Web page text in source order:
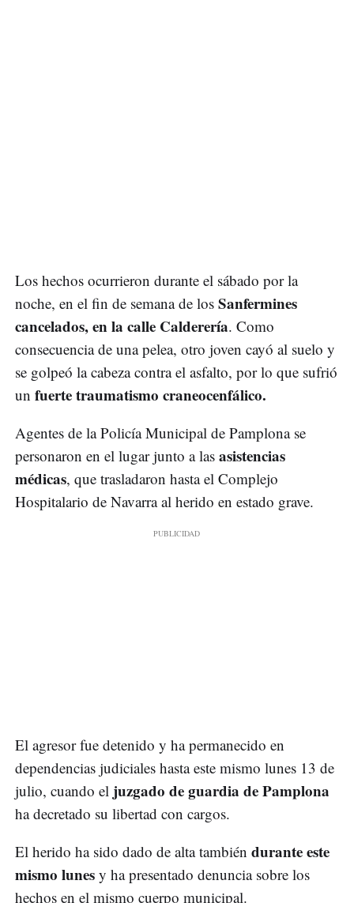
Los hechos ocurrieron durante el sábado por la
noche, en el fin de semana de los Sanfermines
cancelados, en la calle Calderería. Como
consecuencia de una pelea, otro joven cayó al suelo y
se golpeó la cabeza contra el asfalto, por lo que sufrió
un fuerte traumatismo craneocenfálico.
Agentes de la Policía Municipal de Pamplona se
personaron en el lugar junto a las asistencias
médicas, que trasladaron hasta el Complejo
Hospitalario de Navarra al herido en estado grave.
El agresor fue detenido y ha permanecido en
dependencias judiciales hasta este mismo lunes 13 de
julio, cuando el juzgado de guardia de Pamplona
ha decretado su libertad con cargos.
El herido ha sido dado de alta también durante este
mismo lunes y ha presentado denuncia sobre los
hechos en el mismo cuerpo municipal.